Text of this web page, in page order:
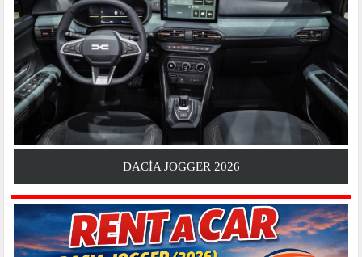
DACIA JOGGER 2026